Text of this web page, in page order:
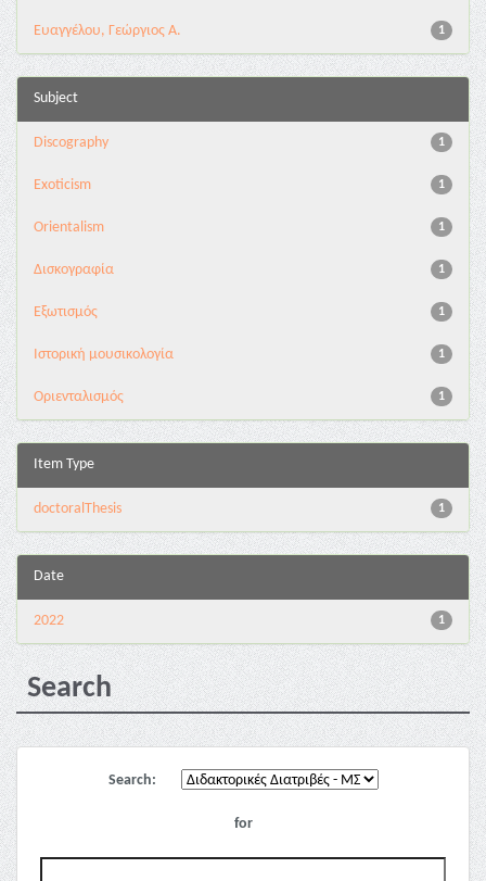
1
Ευαγγέλου, Γεώργιος Α.
Subject
1
Discography
1
Exoticism
1
Orientalism
1
Δισκογραφία
1
Εξωτισμός
1
Ιστορική μουσικολογία
1
Οριενταλισμός
Item Type
1
doctoralThesis
Date
1
2022
Search
Search:
for